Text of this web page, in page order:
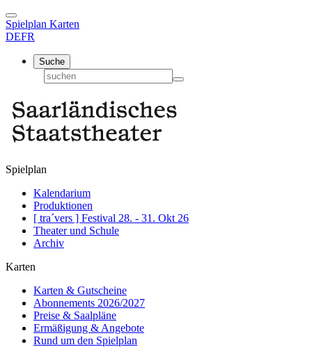
Spielplan Karten
DEFR
Suche
Spielplan
Kalendarium
Produktionen
[ tra´vers ] Festival 28. - 31. Okt 26
Theater und Schule
Archiv
Karten
Karten & Gutscheine
Abonnements 2026/2027
Preise & Saalpläne
Ermäßigung & Angebote
Rund um den Spielplan